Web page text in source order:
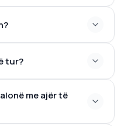
tur?
me ajër të